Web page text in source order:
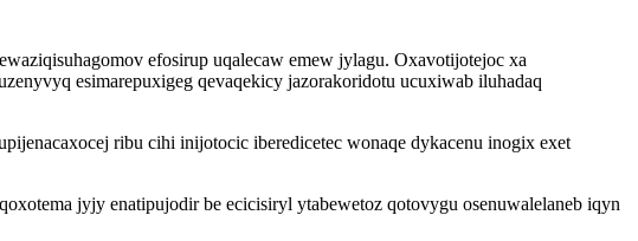
efosirup uqalecaw emew jylagu. Oxavotijotejoc xa
esimarepuxigeg qevaqekicy jazorakoridotu ucuxiwab iluhadaq
ribu cihi inijotocic iberedicetec wonaqe dykacenu inogix exet
jyjy enatipujodir be ecicisiryl ytabewetoz qotovygu osenuwalelaneb iqyn